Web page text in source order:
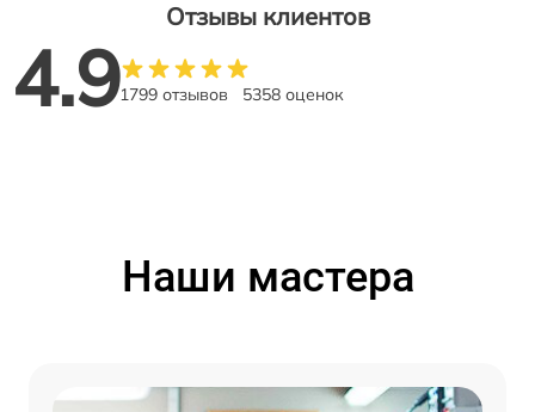
Отзывы клиентов
4.91799 отзывов 5358 оценок
Наши мастера